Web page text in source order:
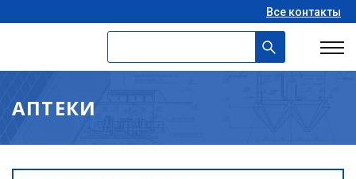
Все контакты
АПТЕКИ